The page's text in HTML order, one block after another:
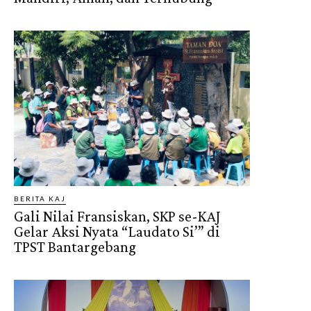
BERITA KAJ
Gali Nilai Fransiskan, SKP se-KAJ
Gelar Aksi Nyata “Laudato Si’” di
TPST Bantargebang